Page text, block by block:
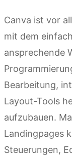
Canva ist vor
mit dem
ansprechende
Bearbeitung,
Layout-Tools
aufzubauen.
Landingpages
Steuerungen,